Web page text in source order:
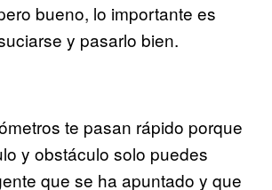
bueno, lo importante es
y pasarlo bien.
te pasan rápido porque
y obstáculo solo puedes
que se ha apuntado y que